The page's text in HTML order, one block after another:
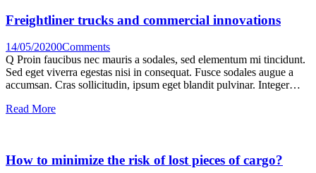
Freightliner trucks and commercial innovations
14/05/20200Comments
Q Proin faucibus nec mauris a sodales, sed elementum mi tincidunt.
Sed eget viverra egestas nisi in consequat. Fusce sodales augue a
accumsan. Cras sollicitudin, ipsum eget blandit pulvinar. Integer…
Read More
How to minimize the risk of lost pieces of cargo?